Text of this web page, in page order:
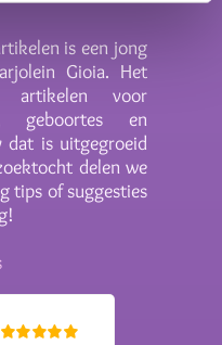
is een jong
Gioia. Het
artikelen voor
geboortes en
dat is uitgegroeid
delen we
tips of suggesties